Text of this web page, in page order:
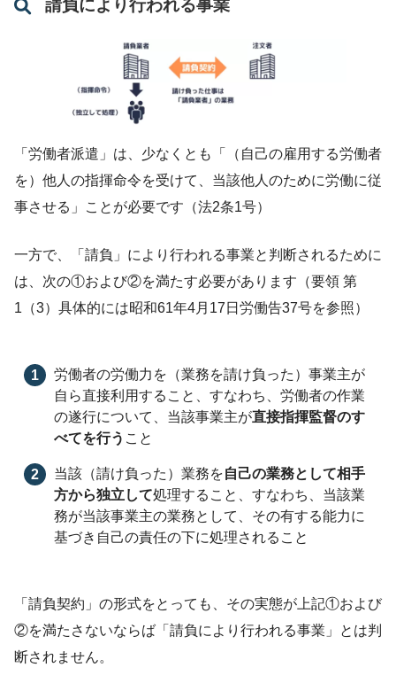
請負により行われる事業
「労働者派遣」は、少なくとも「（自己の雇用する労働者
を）他人の指揮命令を受けて、当該他人のために労働に従
事させる」ことが必要です（法2条1号）
一方で、「請負」により行われる事業と判断されるために
は、次の①および②を満たす必要があります（要領 第
1（3）具体的には昭和61年4月17日労働告37号を参照）
労働者の労働力を（業務を請け負った）事業主が
自ら直接利用すること、すなわち、労働者の作業
の遂行について、当該事業主が直接指揮監督のす
べてを行う こと
当該（請け負った）業務を自己の業務として相手
方から独立して処理すること、すなわち、当該業
務が当該事業主の業務として、その有する能力に
基づき自己の責任の下に処理されること
「請負契約」の形式をとっても、その実態が上記①および
②を満たさないならば「請負により行われる事業」とは判
断されません。